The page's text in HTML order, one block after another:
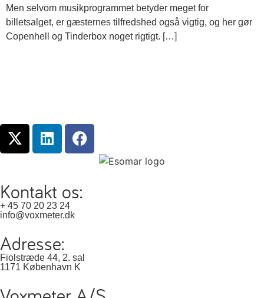
Men selvom musikprogrammet betyder meget for
billetsalget, er gæsternes tilfredshed også vigtig, og her gør
Copenhell og Tinderbox noget rigtigt. […]
Kontakt os:
+ 45 70 20 23 24
info@voxmeter.dk
Adresse:
Fiolstræde 44, 2. sal
1171 København K